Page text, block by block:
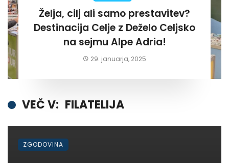
Želja, cilj ali samo prestavitev?
Destinacija Celje z Deželo Celjsko
na sejmu Alpe Adria!
29. januarja, 2025
VEČ V: FILATELIJA
ZGODOVINA